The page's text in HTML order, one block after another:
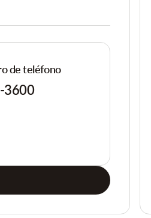
de teléfono
3600